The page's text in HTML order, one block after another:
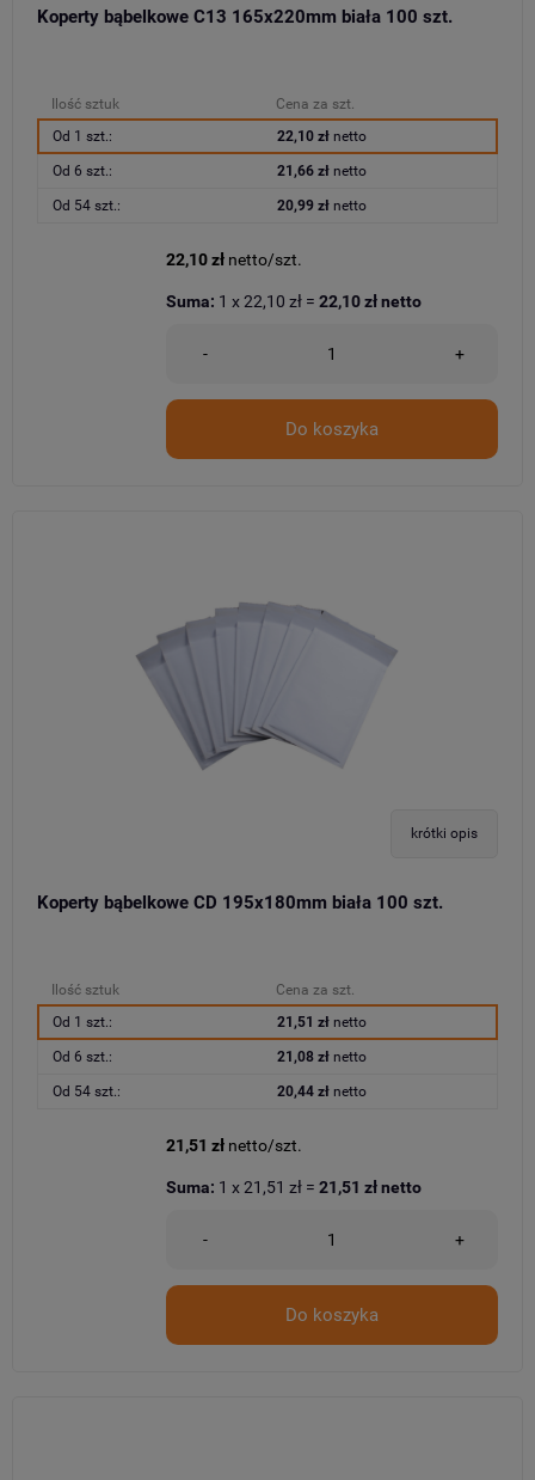
Koperty bąbelkowe C13 165x220mm biała 100 szt.
Ilość sztuk
Cena za szt.
Od 1 szt.:
22,10 złnetto
Od 6 szt.: 21,66 złnetto
Od 54 szt.: 20,99 złnetto
22,10 zł netto/szt.
- +
Do koszyka
Suma: 1 x22,10 zł = 22,10 złnetto
krótki opis
Koperty bąbelkowe CD 195x180mm biała 100 szt.
Ilość sztuk
Cena za szt.
Od 1 szt.:
21,51 złnetto
Od 6 szt.: 21,08 złnetto
Od 54 szt.: 20,44 złnetto
21,51 zł netto/szt.
- +
Do koszyka
Suma: 1 x21,51 zł = 21,51 złnetto